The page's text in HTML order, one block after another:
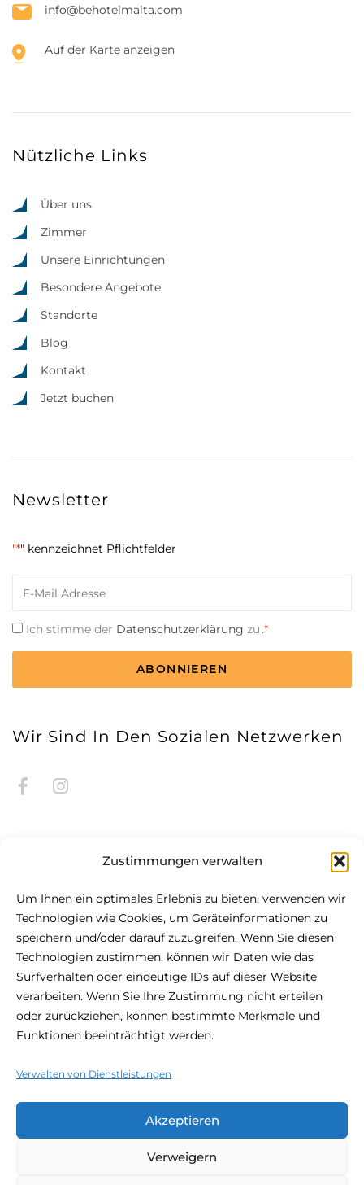
Zustimmungen verwalten
Um Ihnen ein optimales Erlebnis zu bieten, verwenden wir
Technologien wie Cookies, um Geräteinformationen zu
speichern und/oder darauf zuzugreifen. Wenn Sie diesen
Technologien zustimmen, können wir Daten wie das
Surfverhalten oder eindeutige IDs auf dieser Website
verarbeiten. Wenn Sie Ihre Zustimmung nicht erteilen
oder zurückziehen, können bestimmte Merkmale und
Funktionen beeinträchtigt werden.
Verwalten von Dienstleistungen
Akzeptieren
Verweigern
info@behotelmalta.com
Auf der Karte anzeigen
Nützliche Links
Über uns
Zimmer
Unsere Einrichtungen
Besondere Angebote
Standorte
Blog
Kontakt
Jetzt buchen
Newsletter
"*" kennzeichnet Pflichtfelder
*
Einwilligung
Ich stimme der Datenschutzerklärung zu.*
CAPTCHA
Wir Sind In Den Sozialen Netzwerken
Über Be.HOTEL
Das im Herzen von St. Julian's gelegene be.HOTEL ist die
Definition von modernem städtischem Komfort. Das
zentral gelegene 4-Sterne-Hotel ist der perfekte Ort für
Ihren Besuch auf Malta, mit dem Strand in unmittelbarer
Nähe und den Einkaufsmöglichkeiten und dem Nachtleben